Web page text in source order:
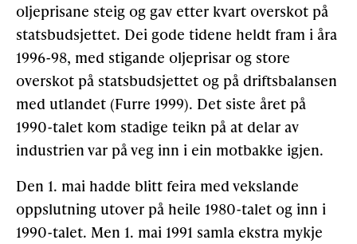
oljeprisane steig og gav etter kvart overskot på
statsbudsjettet. Dei gode tidene heldt fram i åra
1996-98, med stigande oljeprisar og store
overskot på statsbudsjettet og på driftsbalansen
med utlandet (Furre 1999). Det siste året på
1990-talet kom stadige teikn på at delar av
industrien var på veg inn i ein motbakke igjen.
Den 1. mai hadde blitt feira med vekslande
oppslutning utover på heile 1980-talet og inn i
1990-talet. Men 1. mai 1991 samla ekstra mykje